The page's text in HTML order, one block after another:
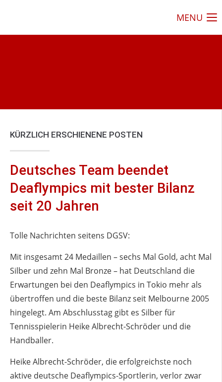
MENU
KÜRZLICH ERSCHIENENE POSTEN
Deutsches Team beendet
Deaflympics mit bester Bilanz
seit 20 Jahren
Tolle Nachrichten seitens DGSV:
Mit insgesamt 24 Medaillen – sechs Mal Gold, acht Mal
Silber und zehn Mal Bronze – hat Deutschland die
Erwartungen bei den Deaflympics in Tokio mehr als
übertroffen und die beste Bilanz seit Melbourne 2005
hingelegt. Am Abschlusstag gibt es Silber für
Tennisspielerin Heike Albrecht-Schröder und die
Handballer.
Heike Albrecht-Schröder, die erfolgreichste noch
aktive deutsche Deaflympics-Sportlerin, verlor zwar